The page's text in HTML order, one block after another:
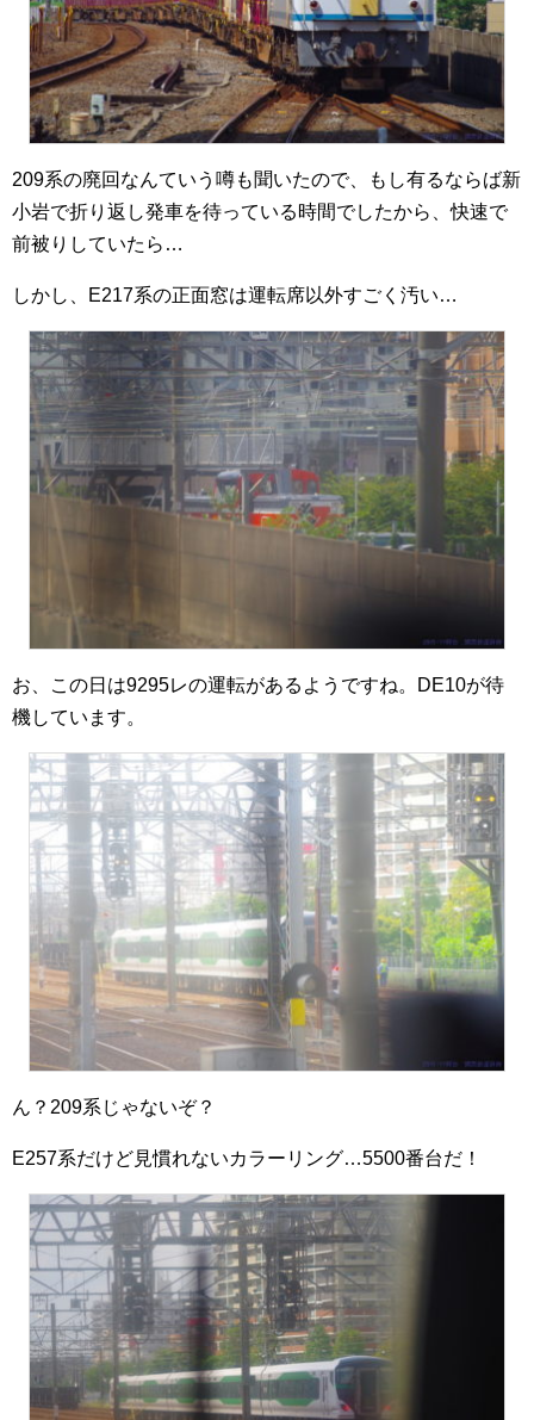
209系の廃回なんていう噂も聞いたので、もし有るならば新
小岩で折り返し発車を待っている時間でしたから、快速で
前被りしていたら…
しかし、E217系の正面窓は運転席以外すごく汚い…
お、この日は9295レの運転があるようですね。DE10が待
機しています。
ん？209系じゃないぞ？
E257系だけど見慣れないカラーリング…5500番台だ！